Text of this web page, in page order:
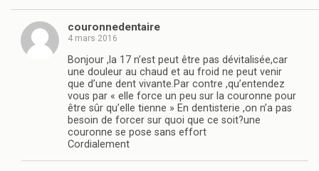
couronnedentaire
4 mars 2016
Bonjour ,la 17 n’est peut être pas dévitalisée,car
une douleur au chaud et au froid ne peut venir
que d’une dent vivante.Par contre ,qu’entendez
vous par « elle force un peu sur la couronne pour
être sûr qu’elle tienne » En dentisterie ,on n’a pas
besoin de forcer sur quoi que ce soit?une
couronne se pose sans effort
Cordialement